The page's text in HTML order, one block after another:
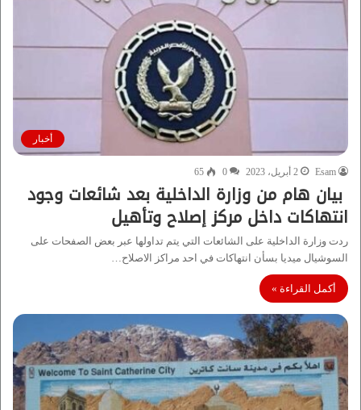
أخبار
Esam 2 أبريل، 2023 0
65
بيان هام من وزارة الداخلية بعد شائعات وجود
انتهاكات داخل مركز إصلاح وتأهيل
ردت وزارة الداخلية على الشائعات التي يتم تداولها عبر بعض الصفحات على
السوشيال ميديا بسأن انتهاكات في احد مراكز الاصلاح…
أكمل القراءة »